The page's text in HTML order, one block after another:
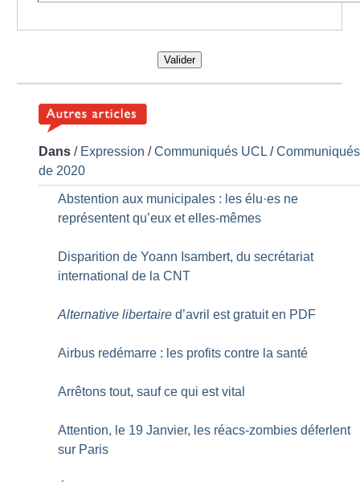
Valider
Dans / Expression /Communiqués UCL /Communiqués
de 2020
Abstention aux municipales : les élu·es ne
représentent qu’eux et elles-mêmes
Disparition de Yoann Isambert, du secrétariat
international de la CNT
Alternative libertaire d’avril est gratuit en PDF
Airbus redémarre : les profits contre la santé
Arrêtons tout, sauf ce qui est vital
Attention, le 19 Janvier, les réacs-zombies déferlent
sur Paris